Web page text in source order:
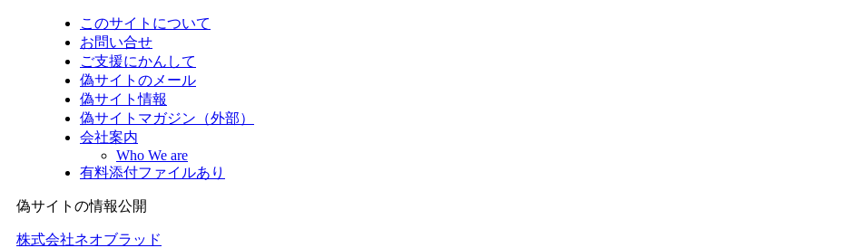
このサイトについて
お問い合せ
ご支援にかんして
偽サイトのメール
偽サイト情報
偽サイトマガジン（外部）
会社案内
Who We are
有料添付ファイルあり
偽サイトの情報公開
株式会社ネオブラッド